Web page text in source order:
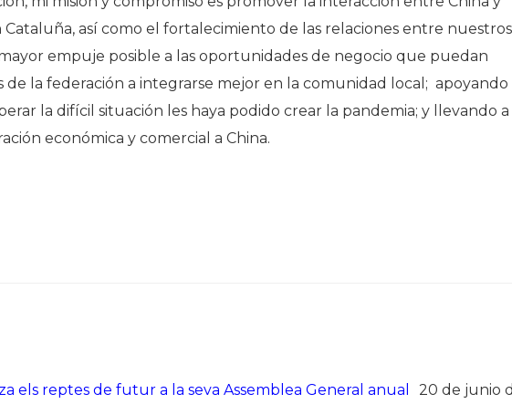
Cataluña, así como el fortalecimiento de las relaciones entre nuestros
empuje posible a las oportunidades de negocio que puedan
de la federación a integrarse mejor en la comunidad local; apoyando
la difícil situación les haya podido crear la pandemia; y llevando a
económica y comercial a China.
els reptes de futur a la seva Assemblea General anual 20 de junio